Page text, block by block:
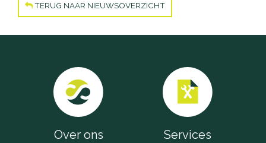
TERUG NAAR NIEUWSOVERZICHT
Over ons Services